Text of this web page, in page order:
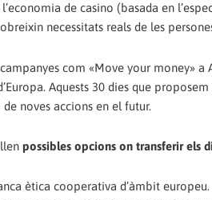
de casino (basada en
necessitats reals de les
com «Move your money»
Aquests 30 dies que
de noves accions en el futur.
possibles opcions on transferir els
ètica cooperativa d’àmbit